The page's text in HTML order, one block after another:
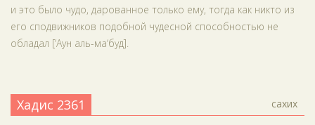
и это было чудо, дарованное только ему, тогда как никто из
его сподвижников подобной чудесной способностью не
обладал [‘Аун аль-ма‘буд].
Хадис 2361 сахих